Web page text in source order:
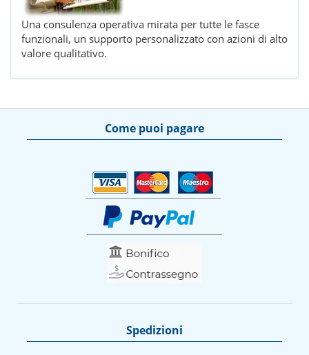
Una consulenza operativa mirata per tutte le fasce
funzionali, un supporto personalizzato con azioni di alto
valore qualitativo.
Come puoi pagare
Spedizioni